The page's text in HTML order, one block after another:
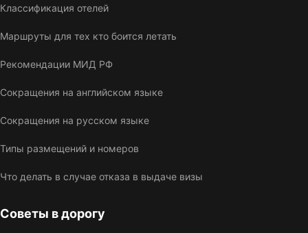
Классификация отелей
Маршруты для тех кто боится летать
Рекомендации МИД РФ
Сокращения на английском языке
Сокращения на русском языке
Типы размещений и номеров
Что делать в случае отказа в выдаче визы
Советы в дорогу